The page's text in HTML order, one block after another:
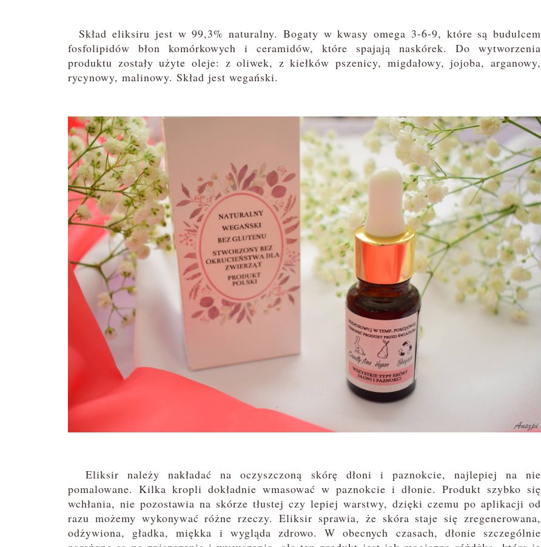
Skład eliksiru jest w 99,3% naturalny. Bogaty w kwasy omega 3-6-9, które są budulcem
fosfolipidów błon komórkowych i ceramidów, które spajają naskórek. Do wytworzenia
produktu zostały użyte oleje: z oliwek, z kiełków pszenicy, migdałowy, jojoba, arganowy,
rycynowy, malinowy. Skład jest wegański.
Eliksir należy nakładać na oczyszczoną skórę dłoni i paznokcie, najlepiej na nie
pomalowane. Kilka kropli dokładnie wmasować w paznokcie i dłonie. Produkt szybko się
wchłania, nie pozostawia na skórze tłustej czy lepiej warstwy, dzięki czemu po aplikacji od
razu możemy wykonywać różne rzeczy. Eliksir sprawia, że skóra staje się zregenerowana,
odżywiona, gładka, miękka i wygląda zdrowo. W obecnych czasach, dłonie szczególnie